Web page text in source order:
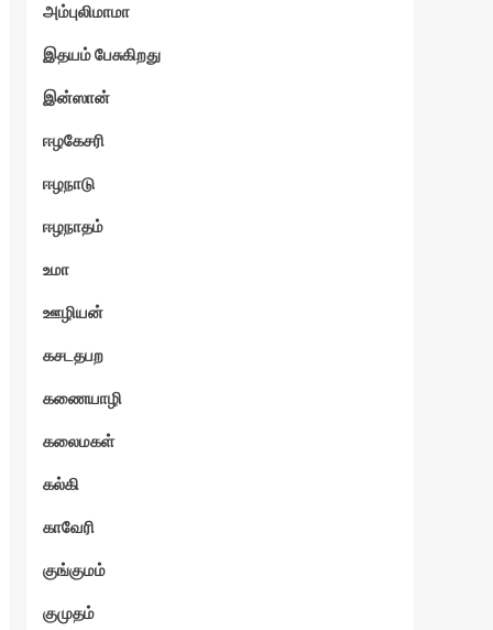
அம்புலிமாமா
இதயம் பேசுகிறது
இன்ஸான்
ஈழகேசரி
ஈழநாடு
ஈழநாதம்
உமா
ஊழியன்
கசடதபற
கணையாழி
கலைமகள்
கல்கி
காவேரி
குங்குமம்
குமுதம்